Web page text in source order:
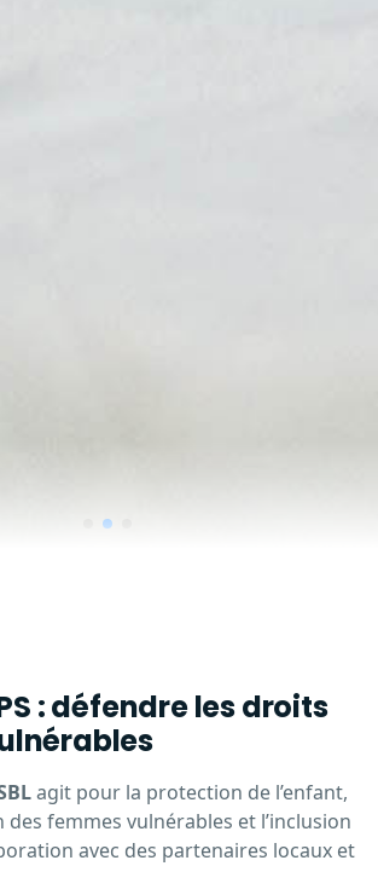
: défendre les droits
agit pour la protection de l’enfant,
des femmes vulnérables et l’inclusion
avec des partenaires locaux et